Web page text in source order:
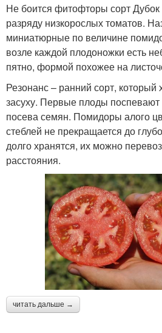
Не боится фитофторы сорт Дубок
разряду низкорослых томатов.
миниатюрные по величине
возле каждой плодоножки есть
пятно, формой похожее на
Резонанс – ранний сорт,
засуху. Первые плоды поспевают
посева семян. Помидоры алого
стеблей не прекращается до
долго хранятся, их можно
расстояния.
читать дальше →